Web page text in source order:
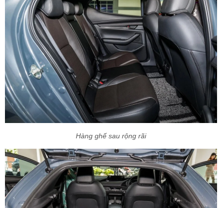
Hàng ghế sau rộng rãi